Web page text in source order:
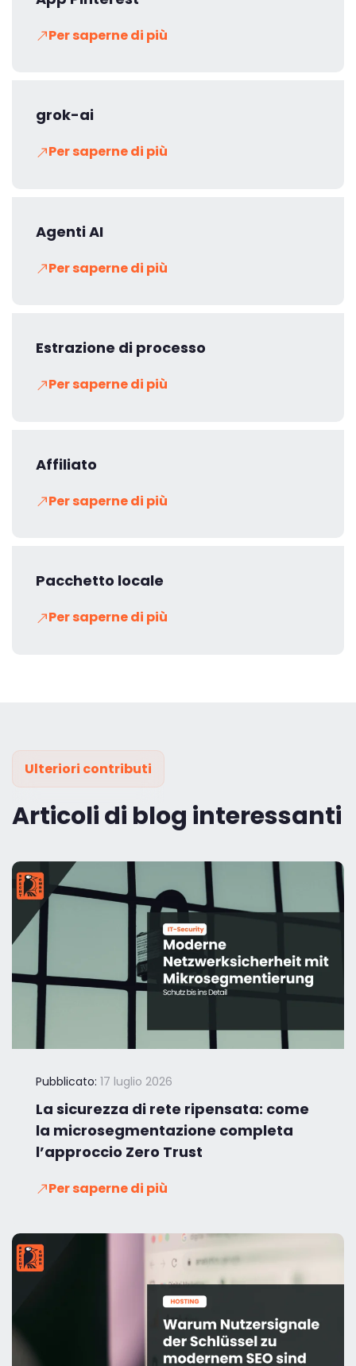
Per saperne di più
grok-ai
Per saperne di più
Agenti AI
Per saperne di più
Estrazione di processo
Per saperne di più
Affiliato
Per saperne di più
Pacchetto locale
Per saperne di più
Ulteriori contributi
Articoli di blog interessanti
Pubblicato: 17 luglio 2026
La sicurezza di rete ripensata: come
la microsegmentazione completa
l’approccio Zero Trust
Per saperne di più